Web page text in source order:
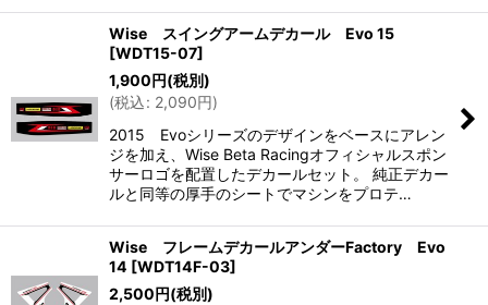
Wise スイングアームデカール Evo 15
[WDT15-07]
1,900円(税別)
(税込: 2,090円)
2015 Evoシリーズのデザインをベースにアレン
ジを加え、Wise Beta Racingオフィシャルスポン
サーロゴを配置したデカールセット。 純正デカー
ルと同等の厚手のシートでマシンをプロテ…
Wise フレームデカールアンダーFactory Evo
14 [WDT14F-03]
2,500円(税別)